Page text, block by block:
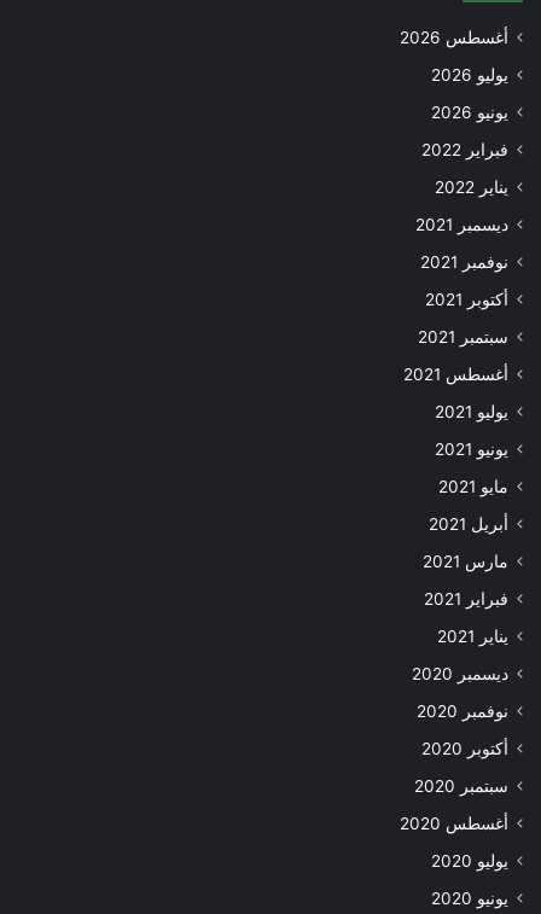
أغسطس 2026
يوليو 2026
يونيو 2026
فبراير 2022
يناير 2022
ديسمبر 2021
نوفمبر 2021
أكتوبر 2021
سبتمبر 2021
أغسطس 2021
يوليو 2021
يونيو 2021
مايو 2021
أبريل 2021
مارس 2021
فبراير 2021
يناير 2021
ديسمبر 2020
نوفمبر 2020
أكتوبر 2020
سبتمبر 2020
أغسطس 2020
يوليو 2020
يونيو 2020